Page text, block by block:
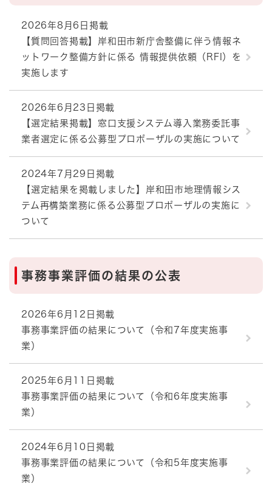
2026年8月6日掲載
【質問回答掲載】岸和田市新庁舎整備に伴う情報ネ
ットワーク整備方針に係る 情報提供依頼（RFI）を
実施します
2026年6月23日掲載
【選定結果掲載】窓口支援システム導入業務委託事
業者選定に係る公募型プロポーザルの実施について
2024年7月29日掲載
【選定結果を掲載しました】岸和田市地理情報シス
テム再構築業務に係る公募型プロポーザルの実施に
ついて
事務事業評価の結果の公表
2026年6月12日掲載
事務事業評価の結果について（令和7年度実施事
業）
2025年6月11日掲載
事務事業評価の結果について（令和6年度実施事
業）
2024年6月10日掲載
事務事業評価の結果について（令和5年度実施事
業）